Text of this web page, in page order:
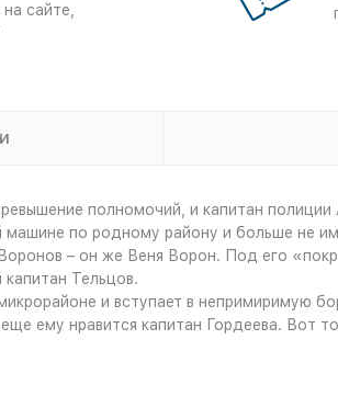
сайте,
полномочий, и капитан
машине по родному району и больше не
– он же Веня Ворон. Под его
Тельцов.
и вступает в непримиримую
ему нравится капитан Гордеева. Вот